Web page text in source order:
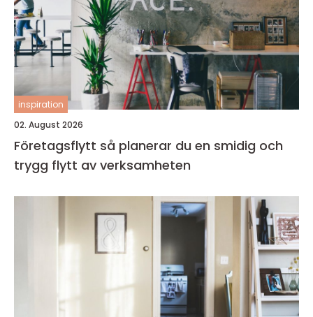
inspiration
02. August 2026
Företagsflytt så planerar du en smidig och
trygg flytt av verksamheten